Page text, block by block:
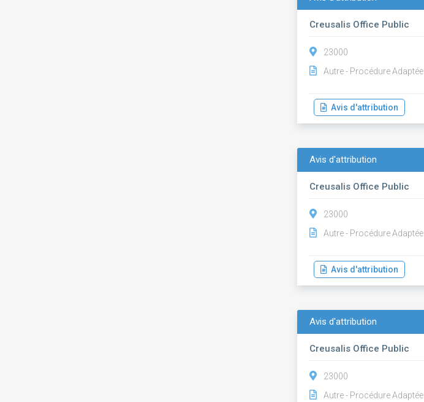
Creusalis Office Public
23000
Autre - Procédure Adaptée
Avis d'attribution
Avis d'attribution
Creusalis Office Public
23000
Autre - Procédure Adaptée
Avis d'attribution
Avis d'attribution
Creusalis Office Public
23000
Autre - Procédure Adaptée